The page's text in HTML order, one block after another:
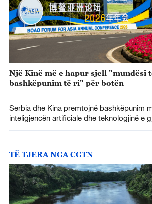
Një Kinë më e hapur sjell "mundësi
bashkëpunim të ri" për botën
Serbia dhe Kina premtojnë bashkëpunim
inteligjencën artificiale dhe teknologjinë e
TË TJERA NGA CGTN